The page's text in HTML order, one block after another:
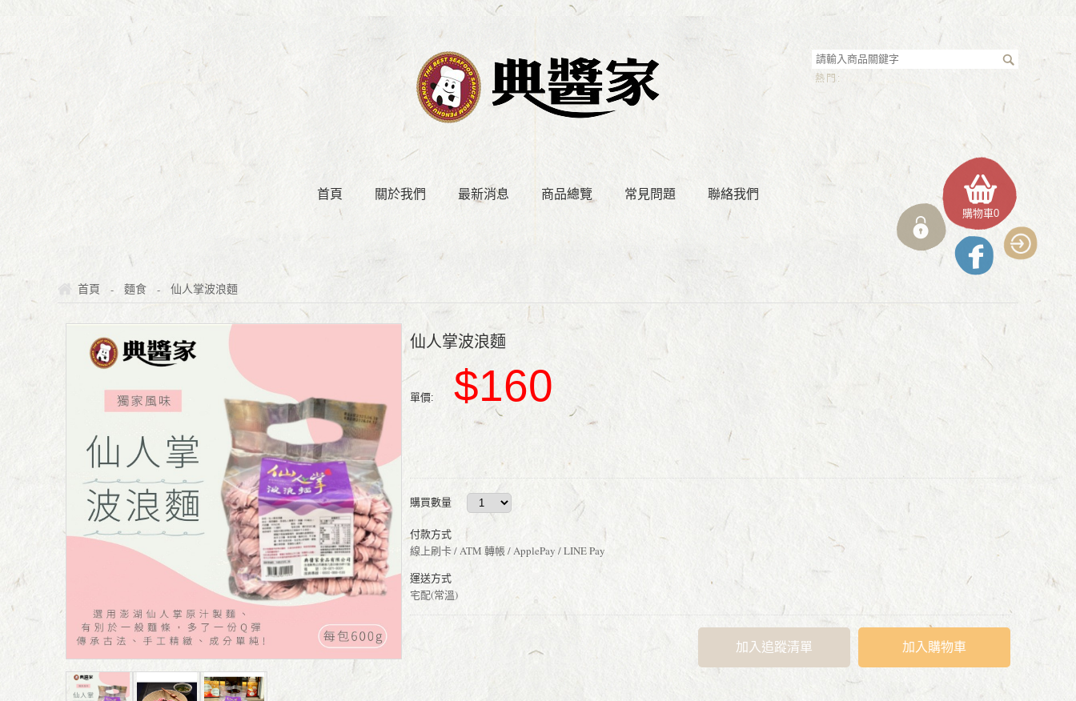
熱門:
購物車0
登入
首頁 關於我們 最新消息 商品總覽 常見問題 聯絡我們
首頁 - 麵食 - 仙人掌波浪麵
仙人掌波浪麵
單價: $160
購買數量
付款方式
線上刷卡 / ATM 轉帳 / ApplePay / LINE Pay
運送方式
宅配(常溫)
加入購物車
加入追蹤清單